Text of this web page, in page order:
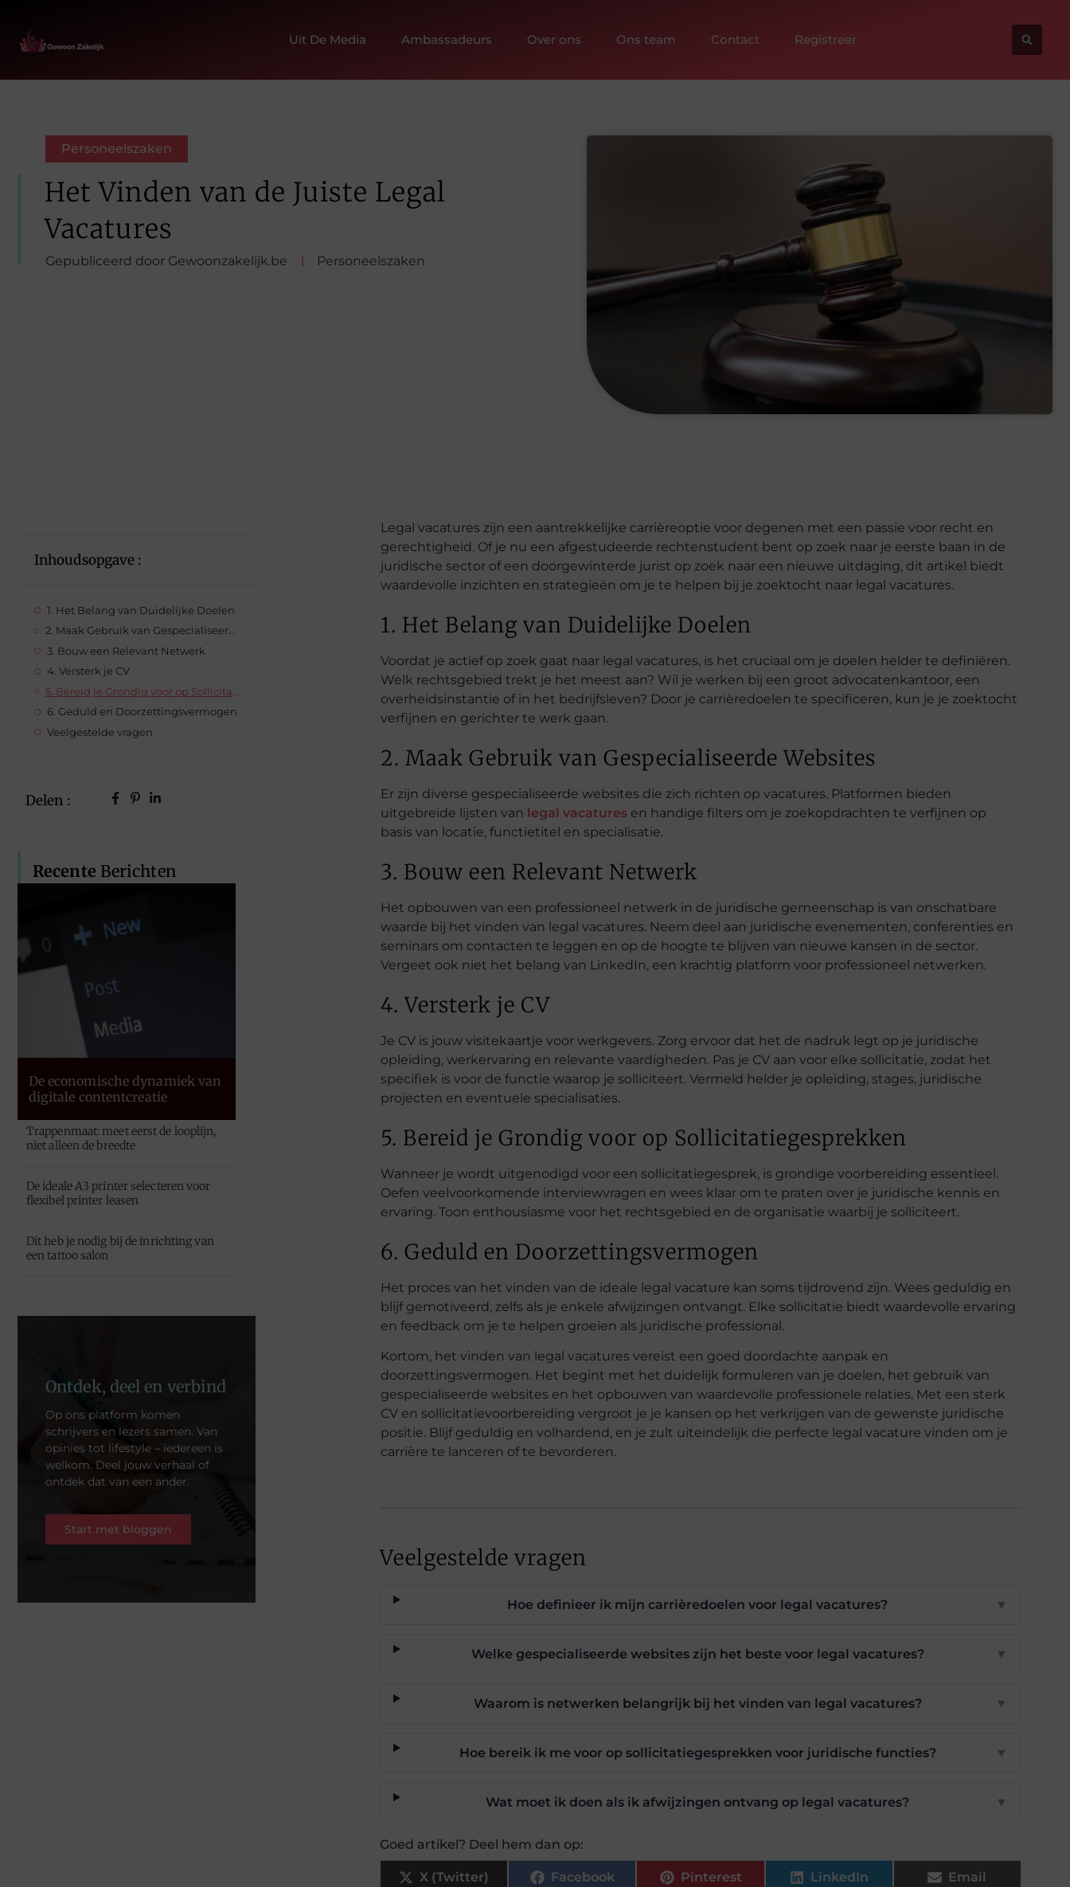
Uit De Media Ambassadeurs Over ons Ons team Contact Registreer
Personeelszaken
Het Vinden van de Juiste Legal
Vacatures
Gepubliceerd door Gewoonzakelijk.be Personeelszaken
Inhoudsopgave :
1. Het Belang van Duidelijke Doelen
2. Maak Gebruik van Gespecialiseerde Websites
3. Bouw een Relevant Netwerk
4. Versterk je CV
6. Geduld en Doorzettingsvermogen
Veelgestelde vragen
Delen :
Recente Berichten
De economische dynamiek van
digitale contentcreatie
Trappenmaat: meet eerst de looplijn,
niet alleen de breedte
De ideale A3 printer selecteren voor
flexibel printer leasen
Dit heb je nodig bij de inrichting van
een tattoo salon
Ontdek, deel en verbind
Op ons platform komen
schrijvers en lezers samen. Van
opinies tot lifestyle – iedereen is
welkom. Deel jouw verhaal of
ontdek dat van een ander.
Start met bloggen
Legal vacatures zijn een aantrekkelijke carrièreoptie voor degenen met een passie voor recht en
gerechtigheid. Of je nu een afgestudeerde rechtenstudent bent op zoek naar je eerste baan in de
juridische sector of een doorgewinterde jurist op zoek naar een nieuwe uitdaging, dit artikel biedt
waardevolle inzichten en strategieën om je te helpen bij je zoektocht naar legal vacatures.
1. Het Belang van Duidelijke Doelen
Voordat je actief op zoek gaat naar legal vacatures, is het cruciaal om je doelen helder te definiëren.
Welk rechtsgebied trekt je het meest aan? Wil je werken bij een groot advocatenkantoor, een
overheidsinstantie of in het bedrijfsleven? Door je carrièredoelen te specificeren, kun je je zoektocht
verfijnen en gerichter te werk gaan.
2. Maak Gebruik van Gespecialiseerde Websites
Er zijn diverse gespecialiseerde websites die zich richten op vacatures. Platformen bieden
uitgebreide lijsten van legal vacatures en handige filters om je zoekopdrachten te verfijnen op
basis van locatie, functietitel en specialisatie.
3. Bouw een Relevant Netwerk
Het opbouwen van een professioneel netwerk in de juridische gemeenschap is van onschatbare
waarde bij het vinden van legal vacatures. Neem deel aan juridische evenementen, conferenties en
seminars om contacten te leggen en op de hoogte te blijven van nieuwe kansen in de sector.
Vergeet ook niet het belang van LinkedIn, een krachtig platform voor professioneel netwerken.
4. Versterk je CV
Je CV is jouw visitekaartje voor werkgevers. Zorg ervoor dat het de nadruk legt op je juridische
opleiding, werkervaring en relevante vaardigheden. Pas je CV aan voor elke sollicitatie, zodat het
specifiek is voor de functie waarop je solliciteert. Vermeld helder je opleiding, stages, juridische
projecten en eventuele specialisaties.
5. Bereid je Grondig voor op Sollicitatiegesprekken
Wanneer je wordt uitgenodigd voor een sollicitatiegesprek, is grondige voorbereiding essentieel.
Oefen veelvoorkomende interviewvragen en wees klaar om te praten over je juridische kennis en
ervaring. Toon enthousiasme voor het rechtsgebied en de organisatie waarbij je solliciteert.
6. Geduld en Doorzettingsvermogen
Het proces van het vinden van de ideale legal vacature kan soms tijdrovend zijn. Wees geduldig en
blijf gemotiveerd, zelfs als je enkele afwijzingen ontvangt. Elke sollicitatie biedt waardevolle ervaring
en feedback om je te helpen groeien als juridische professional.
Kortom, het vinden van legal vacatures vereist een goed doordachte aanpak en
doorzettingsvermogen. Het begint met het duidelijk formuleren van je doelen, het gebruik van
gespecialiseerde websites en het opbouwen van waardevolle professionele relaties. Met een sterk
CV en sollicitatievoorbereiding vergroot je je kansen op het verkrijgen van de gewenste juridische
positie. Blijf geduldig en volhardend, en je zult uiteindelijk die perfecte legal vacature vinden om je
carrière te lanceren of te bevorderen.
Veelgestelde vragen
Hoe definieer ik mijn carrièredoelen voor legal vacatures? ▼
Welke gespecialiseerde websites zijn het beste voor legal vacatures? ▼
Waarom is netwerken belangrijk bij het vinden van legal vacatures? ▼
Hoe bereik ik me voor op sollicitatiegesprekken voor juridische functies? ▼
Wat moet ik doen als ik afwijzingen ontvang op legal vacatures? ▼
Goed artikel? Deel hem dan op:
X (Twitter) Facebook Pinterest LinkedIn Email